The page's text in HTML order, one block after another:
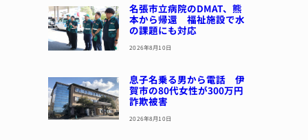
名張市立病院のDMAT、熊
本から帰還 福祉施設で水
の課題にも対応
2026年8月10日
息子名乗る男から電話 伊
賀市の80代女性が300万円
詐欺被害
2026年8月10日